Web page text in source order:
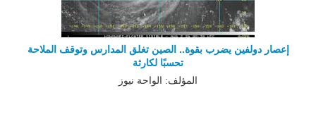
إعصار دولفين يضرب بقوة.. الصين تغلق المدارس وتوقف الملاحة
تحسبًا لكارثة
المؤلف: الواحة نيوز